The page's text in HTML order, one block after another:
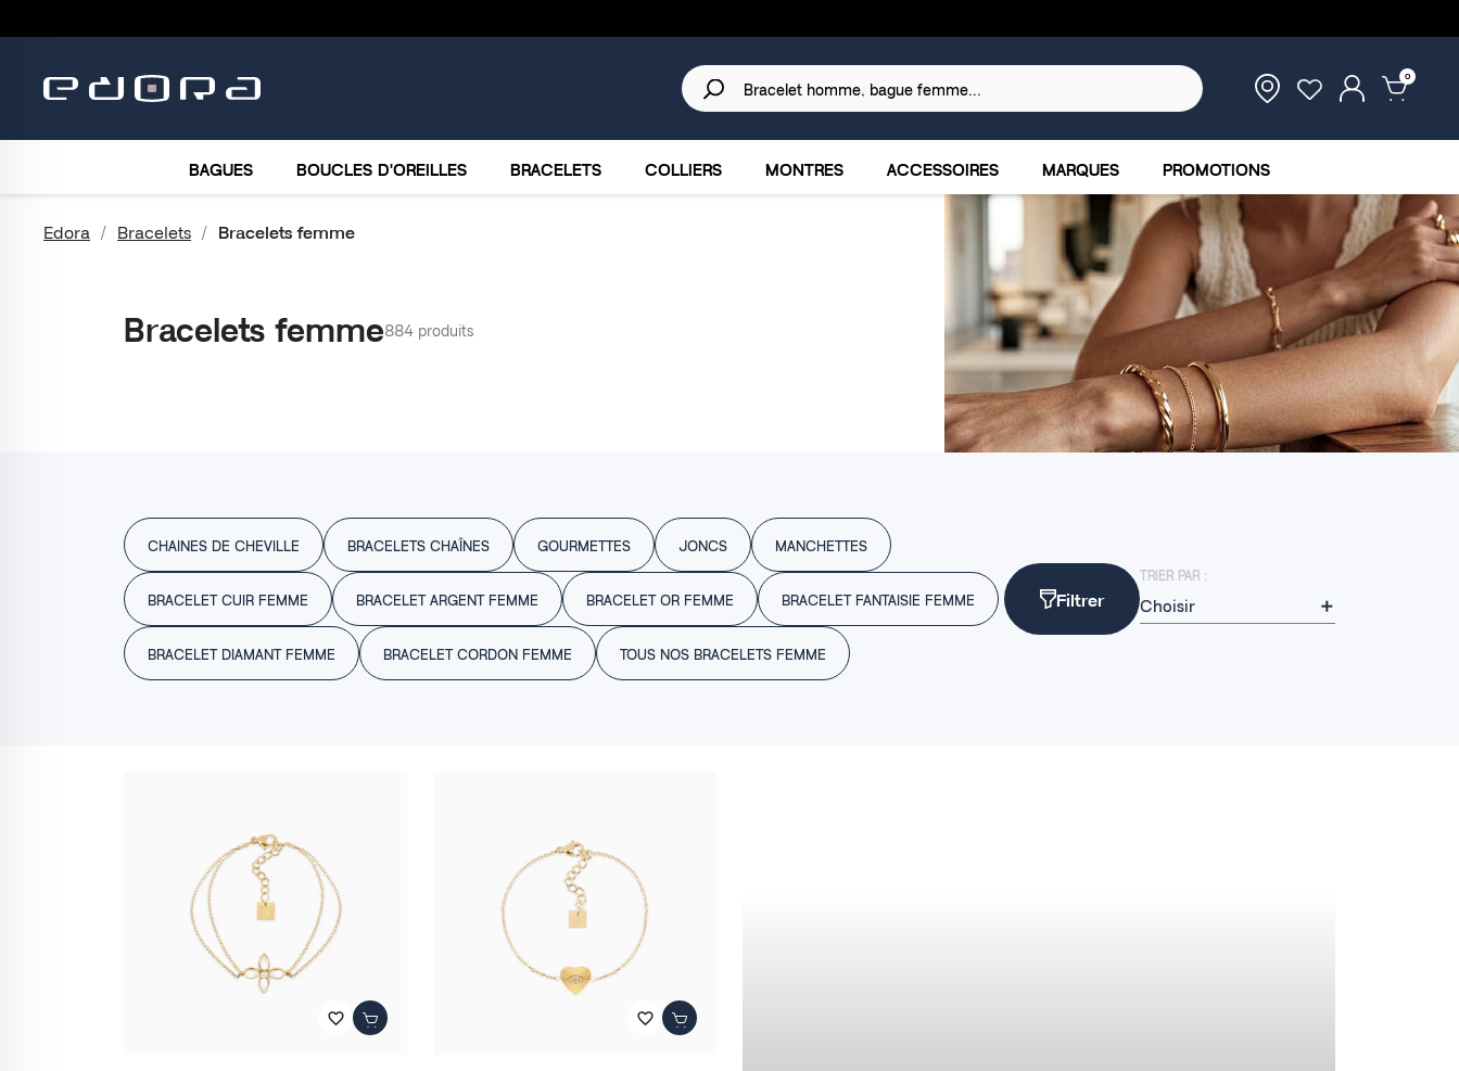
BRACELETS COLLIERS PROMOTIONS
0
BAGUES BOUCLES D'OREILLES BRACELETS COLLIERS MONTRES ACCESSOIRES MARQUES PROMOTIONS
Edora Bracelets Bracelets femme
Bracelets femme884 produits
CHAINES DE CHEVILLE BRACELETS CHAÎNES GOURMETTES JONCS MANCHETTES
BRACELET CUIR FEMME BRACELET ARGENT FEMME BRACELET OR FEMME BRACELET FANTAISIE FEMME
BRACELET DIAMANT FEMME BRACELET CORDON FEMME TOUS NOS BRACELETS FEMME
Filtrer
TRIER PAR :
Choisir 
favorite_border favorite_border